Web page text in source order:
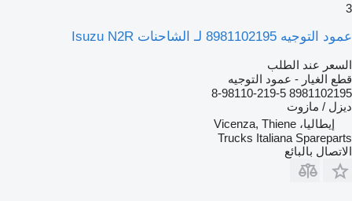
3
عمود التوجيه 8981102195 لـ الشاحنات Isuzu N2R
السعر عند الطلب
قطع الغيار - عمود التوجيه
8981102195 8-98110-219-5
ديزل / مازوت
إيطاليا، Vicenza, Thiene
Trucks Italiana Spareparts
الاتصال بالبائع